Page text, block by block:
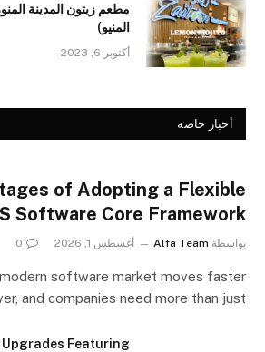
مطعم زيتون المدينة
المنيو)
أكتوبر 6, 2023
أخبار خاصة
of Adopting a Flexible
Software Core Framework
بواسطة Alfa Team أغسطس 1, 2026 0
software market moves faster
and companies need more than just…
Featuring